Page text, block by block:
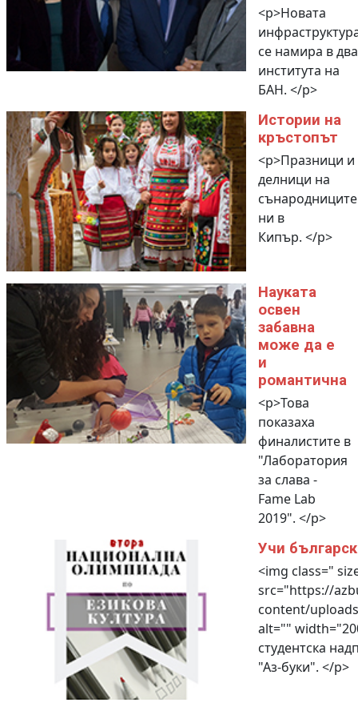
<p>Новата
се намира в два
института на
БАН. </p>
Истории на
кръстопът
<p>Празници и
делници на
сънародниците
ни в
Кипър. </p>
Науката
освен
забавна
може да е
и
романтична
<p>Това
показаха
финалистите в
"Лаборатория
за слава -
Fame Lab
2019". </p>
Учи
<img class="
src="https://
content/
alt=""
студентска
"Аз-буки". </p>